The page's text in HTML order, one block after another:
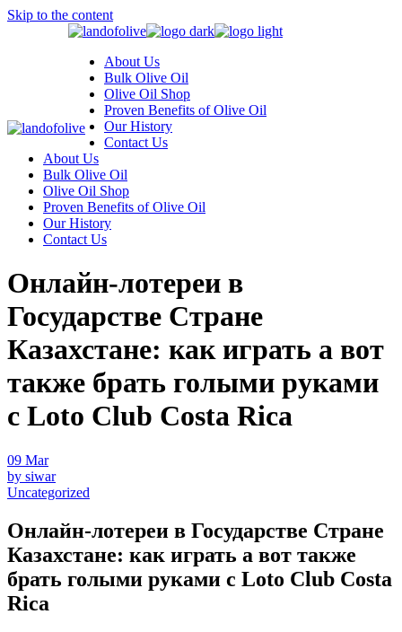
Skip to the content
About Us
Bulk Olive Oil
Olive Oil Shop
Proven Benefits of Olive Oil
Our History
Contact Us
About Us
Bulk Olive Oil
Olive Oil Shop
Proven Benefits of Olive Oil
Our History
Contact Us
Онлайн-лотереи в
Государстве Стране
Казахстане: как играть а вот
также брать голыми руками
с Loto Club Costa Rica
09 Mar
by siwar
Uncategorized
Онлайн-лотереи в Государстве Стране
Казахстане: как играть а вот также
брать голыми руками с Loto Club Costa
Rica